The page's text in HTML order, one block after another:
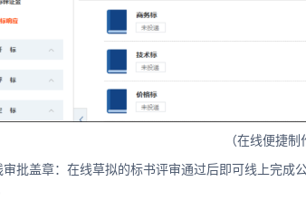
（在线便捷制
审批盖章：在线草拟的标书评审通过后即可线上完